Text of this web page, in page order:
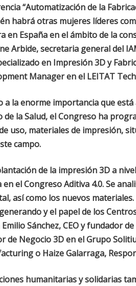
“Automatización de la
habrá otras mujeres líderes
en España en el ámbito de la
Arbide, secretaria general del
en Impresión 3D y
Manager en el LEITAT
a la enorme importancia que
de la Salud, el Congreso ha
uso, materiales de impresión,
campo.
de la impresión 3D a
en el Congreso Aditiva 4.0. Se
así como los nuevos
y el papel de los
Sánchez, CEO y fundador
de Negocio 3D en el Grupo
o Haize Galarraga,
humanitarias y solidarias